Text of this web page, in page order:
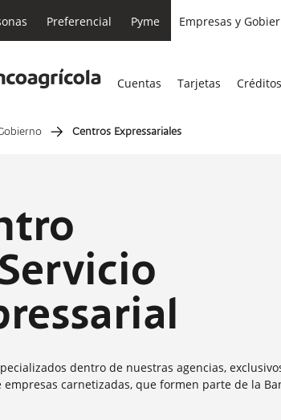
Preferencial Pyme Empresas y
Cuentas Tarjetas Créditos
Centros Expressariales
dentro de nuestras agencias,
empresas carnetizadas, que formen parte de la